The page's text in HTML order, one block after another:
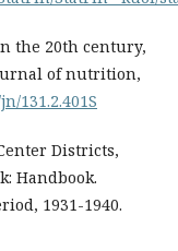
the 20th century,
of nutrition,
131.2.401S
Districts,
Handbook.
1931-1940.